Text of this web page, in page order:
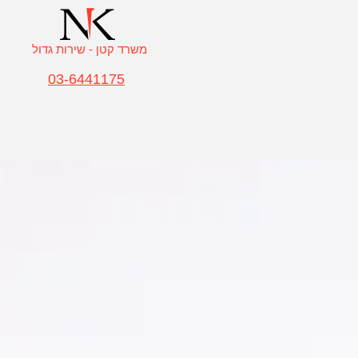
משרד קטן - שירות גדול
03-6441175